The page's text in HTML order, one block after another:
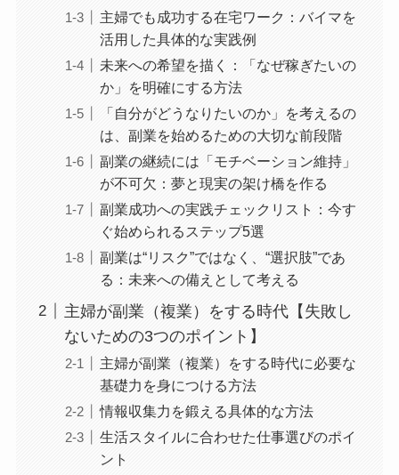
主婦でも成功する在宅ワーク：バイマを
活用した具体的な実践例
未来への希望を描く：「なぜ稼ぎたいの
か」を明確にする方法
「自分がどうなりたいのか」を考えるの
は、副業を始めるための大切な前段階
副業の継続には「モチベーション維持」
が不可欠：夢と現実の架け橋を作る
副業成功への実践チェックリスト：今す
ぐ始められるステップ5選
副業は“リスク”ではなく、“選択肢”であ
る：未来への備えとして考える
主婦が副業（複業）をする時代【失敗し
ないための3つのポイント】
主婦が副業（複業）をする時代に必要な
基礎力を身につける方法
情報収集力を鍛える具体的な方法
生活スタイルに合わせた仕事選びのポイ
ント